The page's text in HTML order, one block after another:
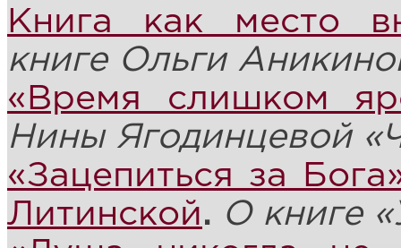
Книга как место
книге Ольги
«Время слишком
Нины Ягодинцевой
«Зацепиться за
Литинской. О книге